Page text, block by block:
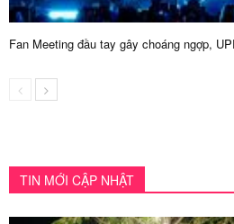
Fan Meeting đầu tay gây choáng ngợp,
TIN MỚI CẬP NHẬT